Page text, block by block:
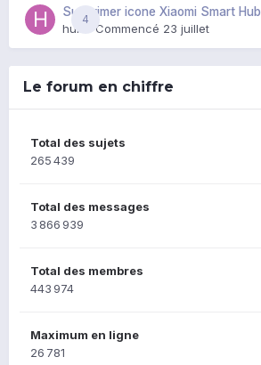
4
Supprimer icone Xiaomi Smart Hub
huik · Commencé 23 juillet
Le forum en chiffre
Total des sujets
265 439
Total des messages
3 866 939
Total des membres
443 974
Maximum en ligne
26 781